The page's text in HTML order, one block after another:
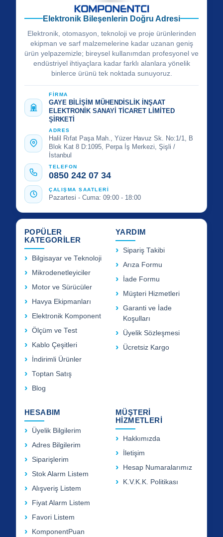
Elektronik Bileşenlerin Doğru Adresi
Elektronik, otomasyon, teknoloji ve proje ürünlerinden
ekipman ve sarf malzemelerine kadar uzanan geniş
ürün yelpazemizle; bireysel kullanımdan profesyonel ve
endüstriyel ihtiyaçlara kadar farklı alanlara yönelik
binlerce ürünü tek noktada sunuyoruz.
FİRMA
GAYE BİLİŞİM MÜHENDİSLİK İNŞAAT
ELEKTRONİK SANAYİ TİCARET LİMİTED
ŞİRKETİ
ADRES
Halil Rıfat Paşa Mah., Yüzer Havuz Sk. No:1/1, B
Blok Kat 8 D:1095, Perpa İş Merkezi, Şişli /
İstanbul
TELEFON
0850 242 07 34
ÇALIŞMA SAATLERİ
Pazartesi - Cuma: 09:00 - 18:00
POPÜLER
KATEGORİLER
Bilgisayar ve Teknoloji
Mikrodenetleyiciler
Motor ve Sürücüler
Havya Ekipmanları
Elektronik Komponent
Ölçüm ve Test
Kablo Çeşitleri
İndirimli Ürünler
Toptan Satış
Blog
YARDIM
Sipariş Takibi
Arıza Formu
İade Formu
Müşteri Hizmetleri
Garanti ve İade
Koşulları
Üyelik Sözleşmesi
Ücretsiz Kargo
HESABIM
Üyelik Bilgilerim
Adres Bilgilerim
Siparişlerim
Stok Alarm Listem
Alışveriş Listem
Fiyat Alarm Listem
Favori Listem
KomponentPuan
MÜŞTERİ
HİZMETLERİ
Hakkımızda
İletişim
Hesap Numaralarımız
K.V.K.K. Politikası